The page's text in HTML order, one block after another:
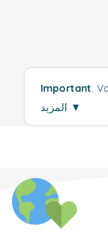
Important
▼